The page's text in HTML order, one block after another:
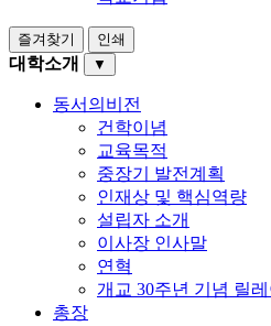
즐겨찾기 인쇄
대학소개 ▼
동서의비전
건학이념
교육목적
중장기 발전계획
인재상 및 핵심역량
설립자 소개
이사장 인사말
연혁
개교 30주년 기념 릴
총장